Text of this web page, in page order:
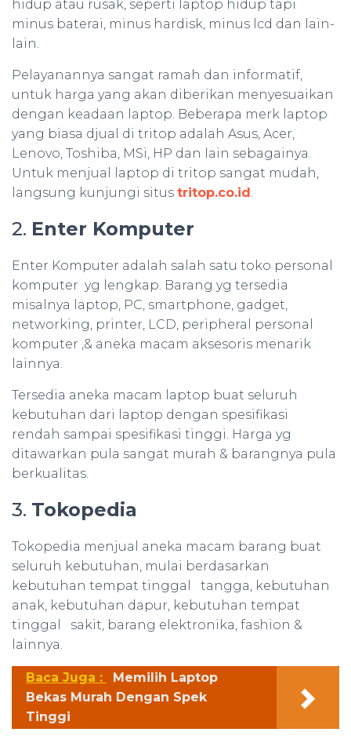
hidup atau rusak, seperti laptop hidup tapi
minus baterai, minus hardisk, minus lcd dan lain-
lain.
Pelayanannya sangat ramah dan informatif,
untuk harga yang akan diberikan menyesuaikan
dengan keadaan laptop. Beberapa merk laptop
yang biasa djual di tritop adalah Asus, Acer,
Lenovo, Toshiba, MSi, HP dan lain sebagainya.
Untuk menjual laptop di tritop sangat mudah,
langsung kunjungi situs tritop.co.id .
2. Enter Komputer
Enter Komputer adalah salah satu toko personal
komputer yg lengkap. Barang yg tersedia
misalnya laptop, PC, smartphone, gadget,
networking, printer, LCD, peripheral personal
komputer ,& aneka macam aksesoris menarik
lainnya.
Tersedia aneka macam laptop buat seluruh
kebutuhan dari laptop dengan spesifikasi
rendah sampai spesifikasi tinggi. Harga yg
ditawarkan pula sangat murah & barangnya pula
berkualitas.
3. Tokopedia
Tokopedia menjual aneka macam barang buat
seluruh kebutuhan, mulai berdasarkan
kebutuhan tempat tinggal tangga, kebutuhan
anak, kebutuhan dapur, kebutuhan tempat
tinggal sakit, barang elektronika, fashion &
lainnya.
Baca Juga :
Memilih Laptop
Bekas Murah Dengan Spek
Tinggi